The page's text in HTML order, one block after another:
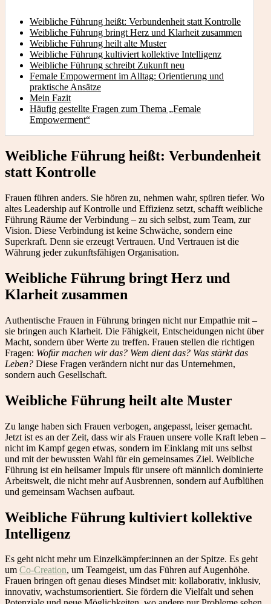
Weibliche Führung heißt: Verbundenheit statt Kontrolle
Weibliche Führung bringt Herz und Klarheit zusammen
Weibliche Führung heilt alte Muster
Weibliche Führung kultiviert kollektive Intelligenz
Weibliche Führung schreibt Zukunft neu
Female Empowerment im Alltag: Orientierung und
praktische Ansätze
Mein Fazit
Häufig gestellte Fragen zum Thema „Female
Empowerment“
Weibliche Führung heißt: Verbundenheit
statt Kontrolle
Frauen führen anders. Sie hören zu, nehmen wahr, spüren tiefer. Wo
altes Leadership auf Kontrolle und Effizienz setzt, schafft weibliche
Führung Räume der Verbindung – zu sich selbst, zum Team, zur
Vision. Diese Verbindung ist keine Schwäche, sondern eine
Superkraft. Denn sie erzeugt Vertrauen. Und Vertrauen ist die
Währung jeder zukunftsfähigen Organisation.
Weibliche Führung bringt Herz und
Klarheit zusammen
Authentische Frauen in Führung bringen nicht nur Empathie mit –
sie bringen auch Klarheit. Die Fähigkeit, Entscheidungen nicht über
Macht, sondern über Werte zu treffen. Frauen stellen die richtigen
Fragen: Wofür machen wir das? Wem dient das? Was stärkt das
Leben? Diese Fragen verändern nicht nur das Unternehmen,
sondern auch Gesellschaft.
Weibliche Führung heilt alte Muster
Zu lange haben sich Frauen verbogen, angepasst, leiser gemacht.
Jetzt ist es an der Zeit, dass wir als Frauen unsere volle Kraft leben –
nicht im Kampf gegen etwas, sondern im Einklang mit uns selbst
und mit der bewussten Wahl für ein gemeinsames Ziel. Weibliche
Führung ist ein heilsamer Impuls für unsere oft männlich dominierte
Arbeitswelt, die nicht mehr auf Ausbrennen, sondern auf Aufblühen
und gemeinsam Wachsen aufbaut.
Weibliche Führung kultiviert kollektive
Intelligenz
Es geht nicht mehr um Einzelkämpfer:innen an der Spitze. Es geht
um Co-Creation, um Teamgeist, um das Führen auf Augenhöhe.
Frauen bringen oft genau dieses Mindset mit: kollaborativ, inklusiv,
innovativ, wachstumsorientiert. Sie fördern die Vielfalt und sehen